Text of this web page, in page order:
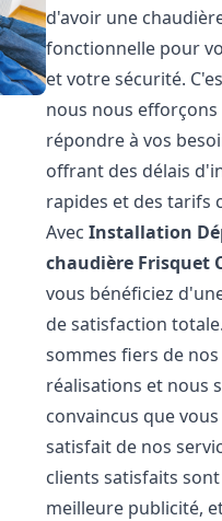
d'avoir une
fonctionnelle pour
et votre sécurité.
nous nous efforçons
répondre à vos
offrant des délais
rapides et des tarifs
AvecInstallation
chaudière Frisquet
vous bénéficiez
de satisfaction
sommes fiers de nos
réalisations et nous
convaincus que
satisfait de nos
clients satisfaits
meilleure publicité,